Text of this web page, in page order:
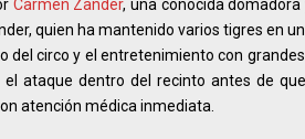
Carmen Zander, una conocida
quien ha mantenido varios tigres en
circo y el entretenimiento con
ataque dentro del recinto antes de
atención médica inmediata.